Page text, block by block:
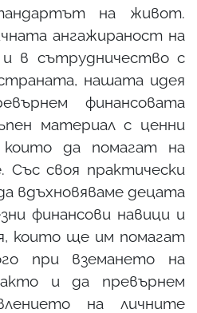
на живот.
ангажираност на
в сътрудничество с
нашата идея
финансовата
материал с ценни
да помагат на
своя практически
вдъхновяваме децата
финансови навици и
които ще им помагат
при вземането на
и да превърнем
на личните